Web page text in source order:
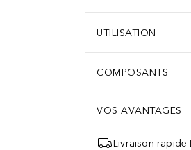
UTILISATION
COMPOSANTS
VOS AVANTAGES
Livraison rapide